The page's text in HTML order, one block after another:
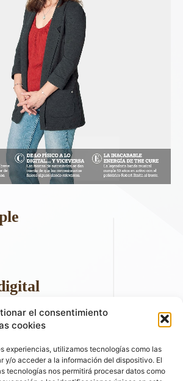
el consentimiento
cookies
experiencias, utilizamos tecnologías como las
y/o acceder a la información del dispositivo. El
tecnologías nos permitirá procesar datos como
en redes sociales